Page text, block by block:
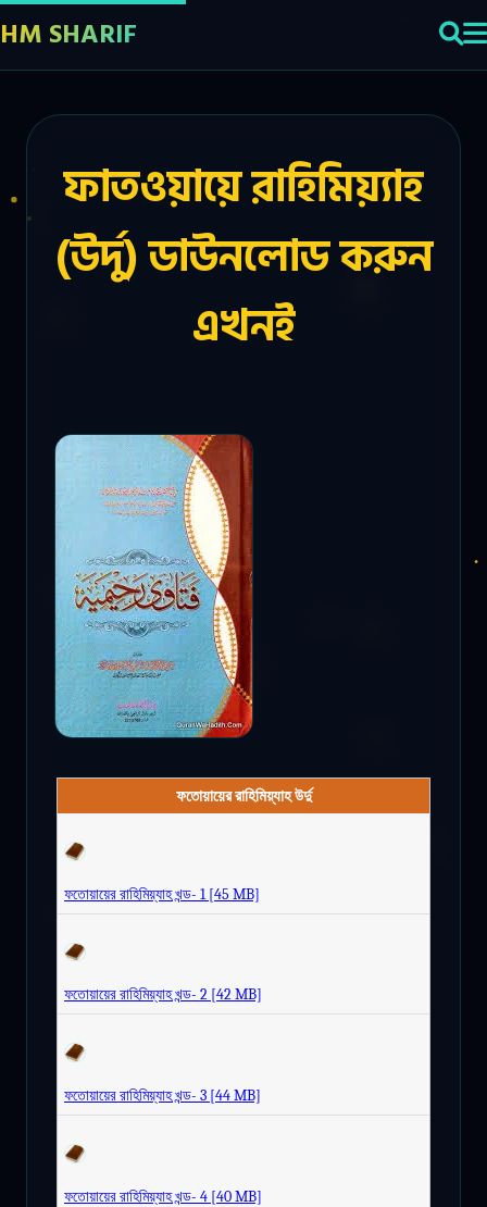
HM SHARIF
ফাতওয়ায়ে রাহিমিয়্যাহ
(উর্দু) ডাউনলোড করুন
এখনই
ফতোয়ায়ের রাহিমিয়্যাহ উর্দু
ফতোয়ায়ের রাহিমিয়্যাহ খন্ড- 1 [45 MB]
ফতোয়ায়ের রাহিমিয়্যাহ খন্ড- 2 [42 MB]
ফতোয়ায়ের রাহিমিয়্যাহ খন্ড- 3 [44 MB]
ফতোয়ায়ের রাহিমিয়্যাহ খন্ড- 4 [40 MB]